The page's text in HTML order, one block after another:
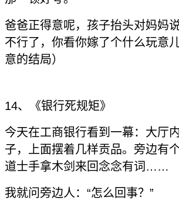
爸爸正得意呢，孩子抬头对妈妈
不行了，你看你嫁了个什么玩意
意的结局）
14、《银行死规矩》
今天在工商银行看到一幕：大厅
子，上面摆着几样贡品。旁边有
道士手拿木剑来回念念有词……
我就问旁边人：“怎么回事？”